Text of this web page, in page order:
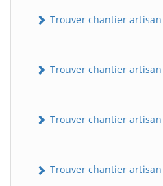
Trouver chantier
Trouver chantier artisan
Trouver chantier
Trouver chantier artisan